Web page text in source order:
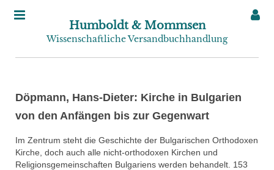
Humboldt & Mommsen
Wissenschaftliche Versandbuchhandlung
Döpmann, Hans-Dieter: Kirche in Bulgarien
von den Anfängen bis zur Gegenwart
Im Zentrum steht die Geschichte der Bulgarischen Orthodoxen
Kirche, doch auch alle nicht-orthodoxen Kirchen und
Religionsgemeinschaften Bulgariens werden behandelt. 153